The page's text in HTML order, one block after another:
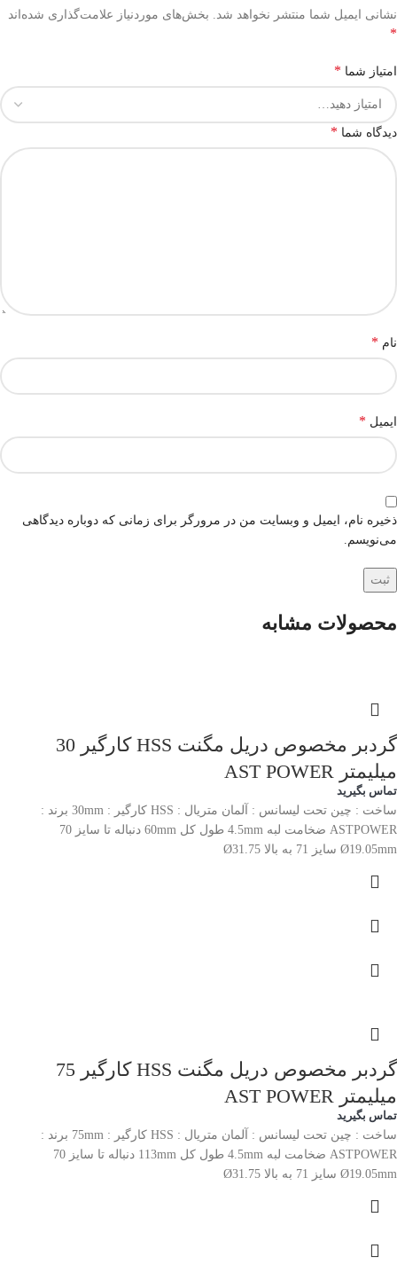
نشانی ایمیل شما منتشر نخواهد شد. بخش‌های موردنیاز علامت‌گذاری شده‌اند
*
امتیاز شما *
دیدگاه شما *
نام *
ایمیل *
ذخیره نام، ایمیل و وبسایت من در مرورگر برای زمانی که دوباره دیدگاهی
می‌نویسم.
محصولات مشابه
گردبر مخصوص دریل مگنت HSS کارگیر 30
میلیمتر AST POWER
تماس بگیرید
ساخت : چین تحت لیسانس : آلمان متریال : HSS کارگیر : 30mm برند :
ASTPOWER ضخامت لبه 4.5mm طول کل 60mm دنباله تا سایز 70
Ø19.05mm سایز 71 به بالا Ø31.75
گردبر مخصوص دریل مگنت HSS کارگیر 75
میلیمتر AST POWER
تماس بگیرید
ساخت : چین تحت لیسانس : آلمان متریال : HSS کارگیر : 75mm برند :
ASTPOWER ضخامت لبه 4.5mm طول کل 113mm دنباله تا سایز 70
Ø19.05mm سایز 71 به بالا Ø31.75